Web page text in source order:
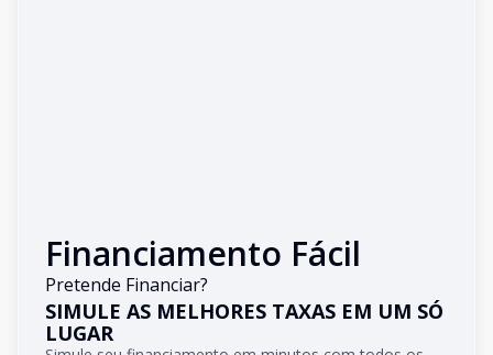
Financiamento Fácil
Pretende Financiar?
SIMULE AS MELHORES TAXAS EM UM SÓ
LUGAR